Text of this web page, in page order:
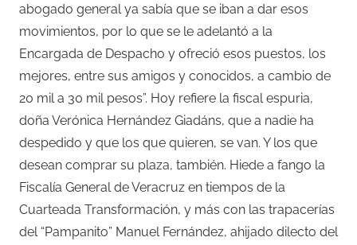
abogado general ya sabía que se iban a dar esos
movimientos, por lo que se le adelantó a la
Encargada de Despacho y ofreció esos puestos, los
mejores, entre sus amigos y conocidos, a cambio de
20 mil a 30 mil pesos”. Hoy refiere la fiscal espuria,
doña Verónica Hernández Giadáns, que a nadie ha
despedido y que los que quieren, se van. Y los que
desean comprar su plaza, también. Hiede a fango la
Fiscalía General de Veracruz en tiempos de la
Cuarteada Transformación, y más con las trapacerías
del “Pampanito” Manuel Fernández, ahijado dilecto del